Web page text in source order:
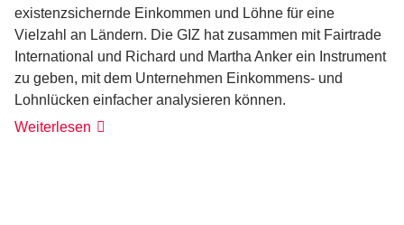
existenzsichernde Einkommen und Löhne für eine
Vielzahl an Ländern. Die GIZ hat zusammen mit Fairtrade
International und Richard und Martha Anker ein Instrument
zu geben, mit dem Unternehmen Einkommens- und
Lohnlücken einfacher analysieren können.
Weiterlesen